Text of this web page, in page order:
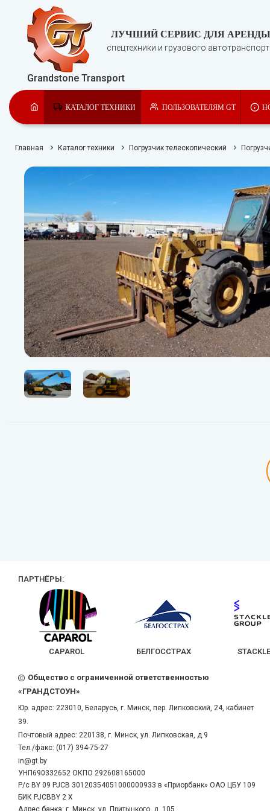
ЛУЧШИЙ СЕРВИС ДЛЯ АРЕНДЫ
спецтехники и грузового
Grandstone Transport
КАТАЛОГ ТЕХНИКИ ПОЛЬЗОВАТЕЛЯМ GT
Главная Каталог техники Погрузчик телескопический
ПАРТНЁРЫ:
CAPAROL БЕЛГОССТРАХ
Общество с ограниченной ответственностью
«ГРАНДСТОУН»
Юр. адрес: 223010, Беларусь, г. Минск, пер. Липковский, 24, кабинет
39.
Почтовый адрес: 220138, г. Минск, ул. Липковская, д.9
Тел./факс: (017) 394-75-27
in@gt.by
УНП690332652 ОКПО 292608165000
Р/с BY 09 PJCB 30120354051000000933 в «Приорбанк» ОАО ЦБУ 109
БИК PJCBBY 2 X
Адрес банка: г. Минск, ул. Притыцкого, д. 105